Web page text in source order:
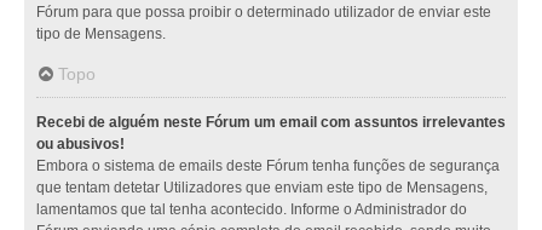
Fórum para que possa proibir o determinado utilizador de enviar este
tipo de Mensagens.
Topo
Recebi de alguém neste Fórum um email com assuntos irrelevantes
ou abusivos!
Embora o sistema de emails deste Fórum tenha funções de segurança
que tentam detetar Utilizadores que enviam este tipo de Mensagens,
lamentamos que tal tenha acontecido. Informe o Administrador do